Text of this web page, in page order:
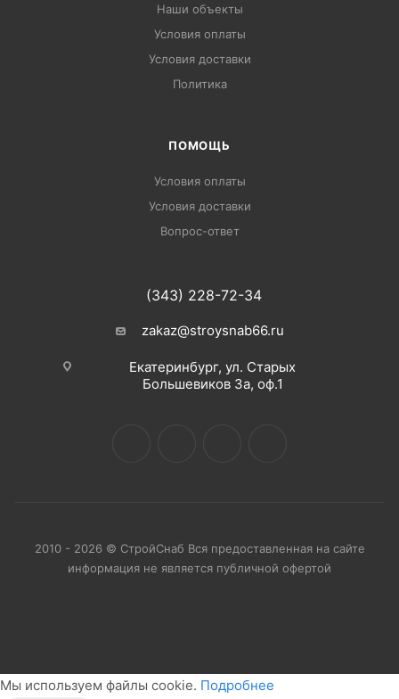
Наши объекты
Условия оплаты
Условия доставки
Политика
ПОМОЩЬ
Условия оплаты
Условия доставки
Вопрос-ответ
(343) 228-72-34
zakaz@stroysnab66.ru
Екатеринбург, ул. Старых
Большевиков 3а, оф.1
2010 - 2026 © СтройСнаб Вся предоставленная на сайте
информация не является публичной офертой
Мы используем файлы cookie. Подробнее